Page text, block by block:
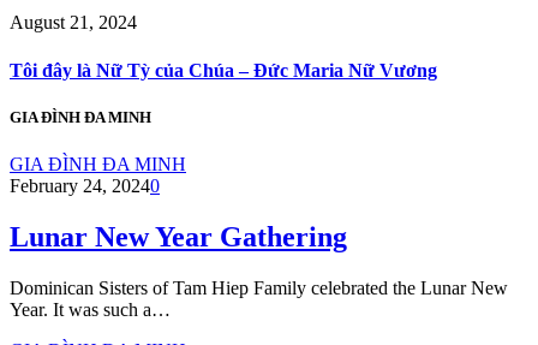
August 21, 2024
Tôi đây là Nữ Tỳ của Chúa – Đức Maria Nữ Vương
GIA ĐÌNH ĐA MINH
GIA ĐÌNH ĐA MINH
February 24, 20240
Lunar New Year Gathering
Dominican Sisters of Tam Hiep Family celebrated the Lunar New
Year. It was such a…